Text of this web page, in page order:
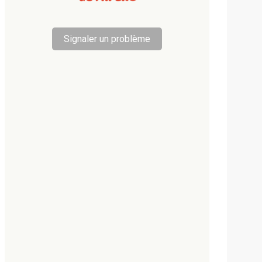
Signaler un problème